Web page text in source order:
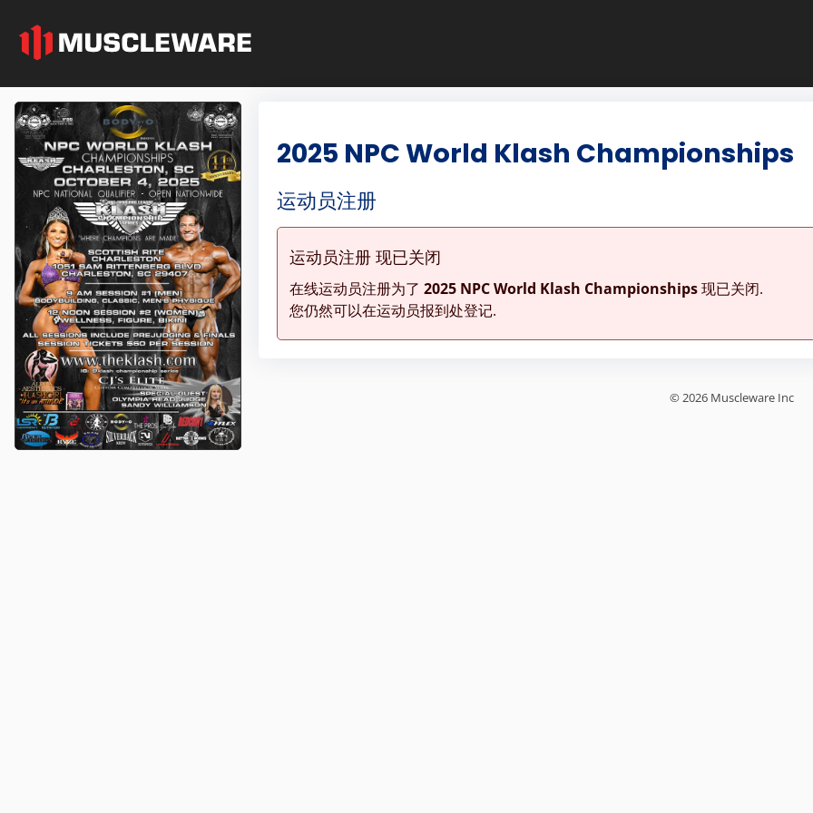
2025 NPC World Klash Championships
运动员注册
运动员注册 现已关闭
在线运动员注册为了 2025 NPC World Klash Championships现已关闭.
您仍然可以在运动员报到处登记.
© 2026 Muscleware Inc